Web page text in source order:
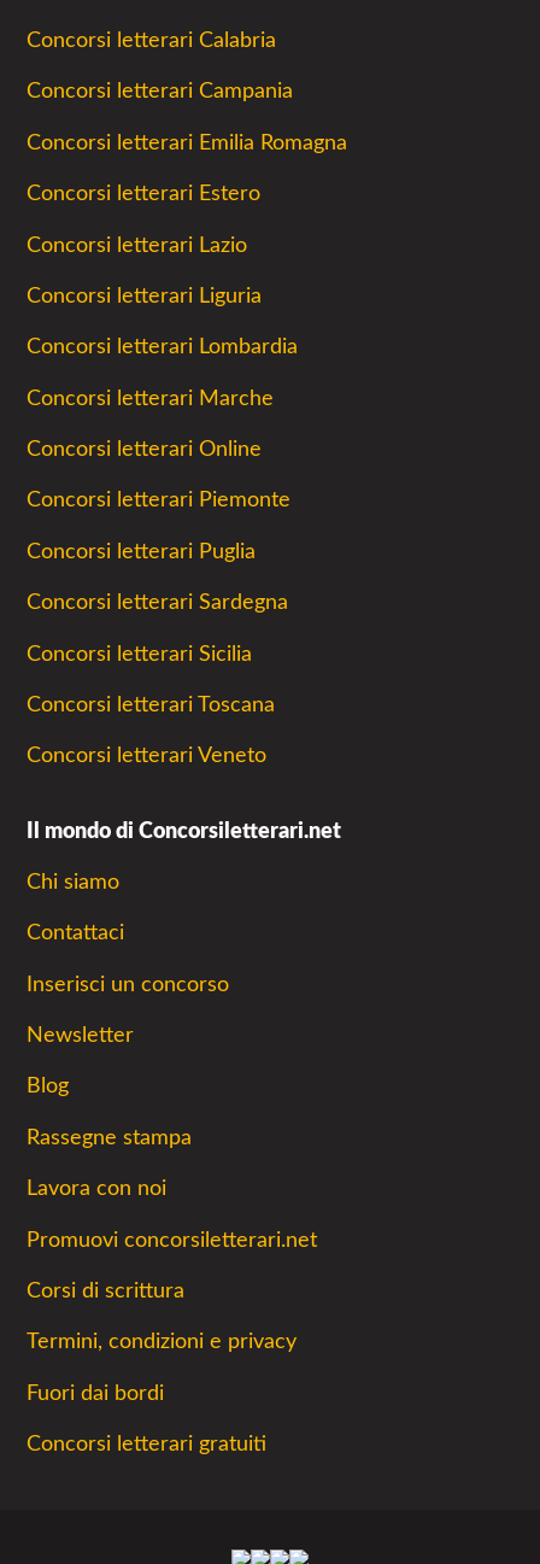
Concorsi letterari Calabria
Concorsi letterari Campania
Concorsi letterari Emilia Romagna
Concorsi letterari Estero
Concorsi letterari Lazio
Concorsi letterari Liguria
Concorsi letterari Lombardia
Concorsi letterari Marche
Concorsi letterari Online
Concorsi letterari Piemonte
Concorsi letterari Puglia
Concorsi letterari Sardegna
Concorsi letterari Sicilia
Concorsi letterari Toscana
Concorsi letterari Veneto
Il mondo di Concorsiletterari.net
Chi siamo
Contattaci
Inserisci un concorso
Newsletter
Blog
Rassegne stampa
Lavora con noi
Promuovi concorsiletterari.net
Corsi di scrittura
Termini, condizioni e privacy
Fuori dai bordi
Concorsi letterari gratuiti
Facebook
Twitter
Instagram
Youtube